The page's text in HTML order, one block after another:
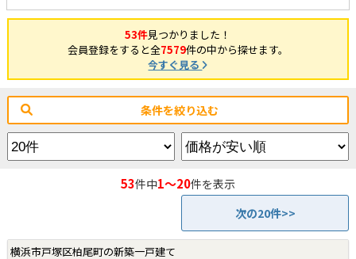
53件見つかりました！
会員登録をすると全7579件の中から探せます。
今すぐ見る
条件を絞り込む
53件中1～20件を表示
次の20件>>
横浜市戸塚区柏尾町の新築一戸建て